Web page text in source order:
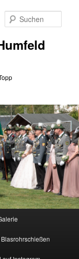
Blasrohrschießen